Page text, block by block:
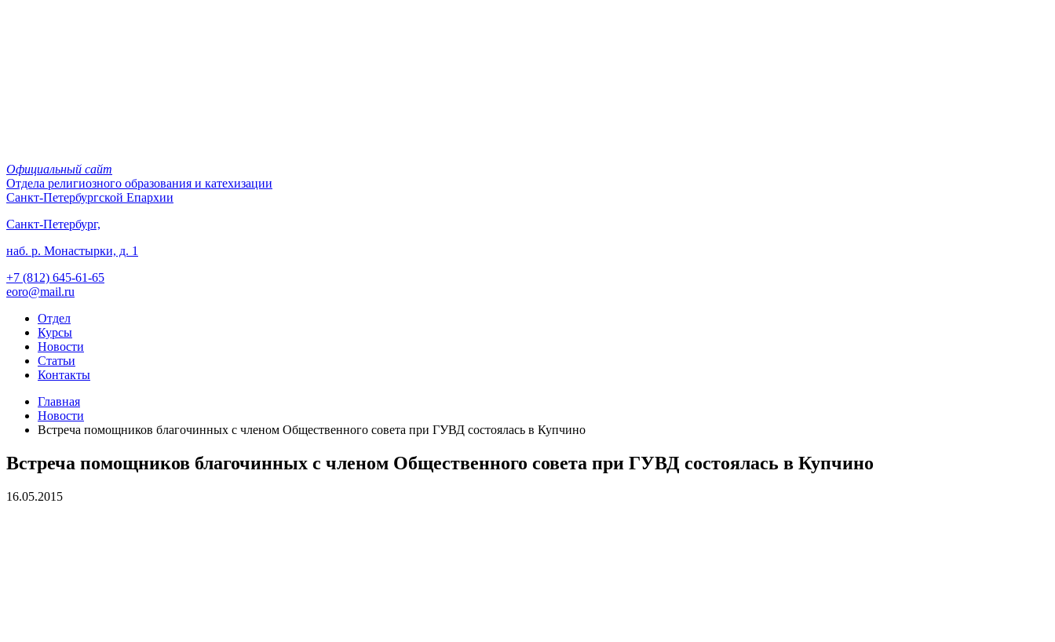
Официальный сайт
Отдела религиозного образования и катехизации
Санкт-Петербургской Епархии
Санкт-Петербург,
наб. р. Монастырки, д. 1
+7 (812) 645-61-65
eoro@mail.ru
Отдел
Курсы
Новости
Статьи
Контакты
Главная
Новости
Встреча помощников благочинных с членом Общественного совета при ГУВД состоялась в Купчино
Встреча помощников благочинных с членом Общественного совета при ГУВД состоялась в Купчино
16.05.2015